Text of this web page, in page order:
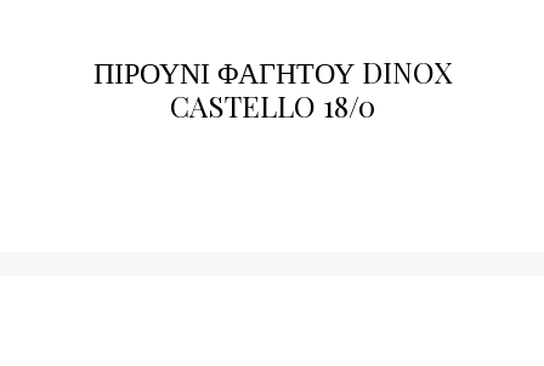
ΠΙΡΟΥΝΙ ΦΑΓΗΤΟΥ DINOX
CASTELLO 18/0